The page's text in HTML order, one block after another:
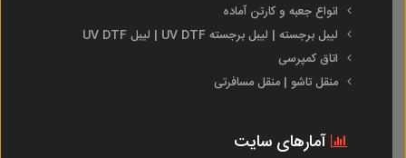
انواع جعبه و کارتن آماده
لیبل برجسته | لیبل برجسته UV DTF | لیبل UV DTF
اتاق کمپرسی
منقل تاشو | منقل مسافرتی
آمارهای سایت